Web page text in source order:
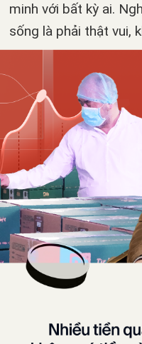
minh với bất kỳ ai.
sống là phải thật vui,